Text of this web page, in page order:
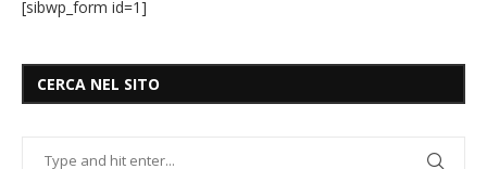
[sibwp_form id=1]
CERCA NEL SITO